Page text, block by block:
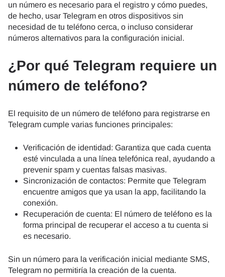
un número es necesario para el registro y cómo puedes,
de hecho, usar Telegram en otros dispositivos sin
necesidad de tu teléfono cerca, o incluso considerar
números alternativos para la configuración inicial.
¿Por qué Telegram requiere un
número de teléfono?
El requisito de un número de teléfono para registrarse en
Telegram cumple varias funciones principales:
Verificación de identidad: Garantiza que cada cuenta
esté vinculada a una línea telefónica real, ayudando a
prevenir spam y cuentas falsas masivas.
Sincronización de contactos: Permite que Telegram
encuentre amigos que ya usan la app, facilitando la
conexión.
Recuperación de cuenta: El número de teléfono es la
forma principal de recuperar el acceso a tu cuenta si
es necesario.
Sin un número para la verificación inicial mediante SMS,
Telegram no permitiría la creación de la cuenta.